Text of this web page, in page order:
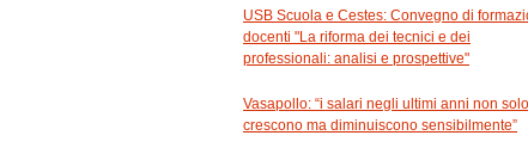
USB Scuola e Cestes: Convegno di
docenti "La riforma dei tecnici e dei
professionali: analisi e prospettive"
Vasapollo: “i salari negli ultimi anni non
crescono ma diminuiscono sensibilmente”